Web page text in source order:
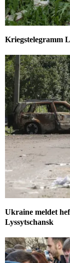
Kriegstelegramm
Ukraine meldet
Lyssytschansk